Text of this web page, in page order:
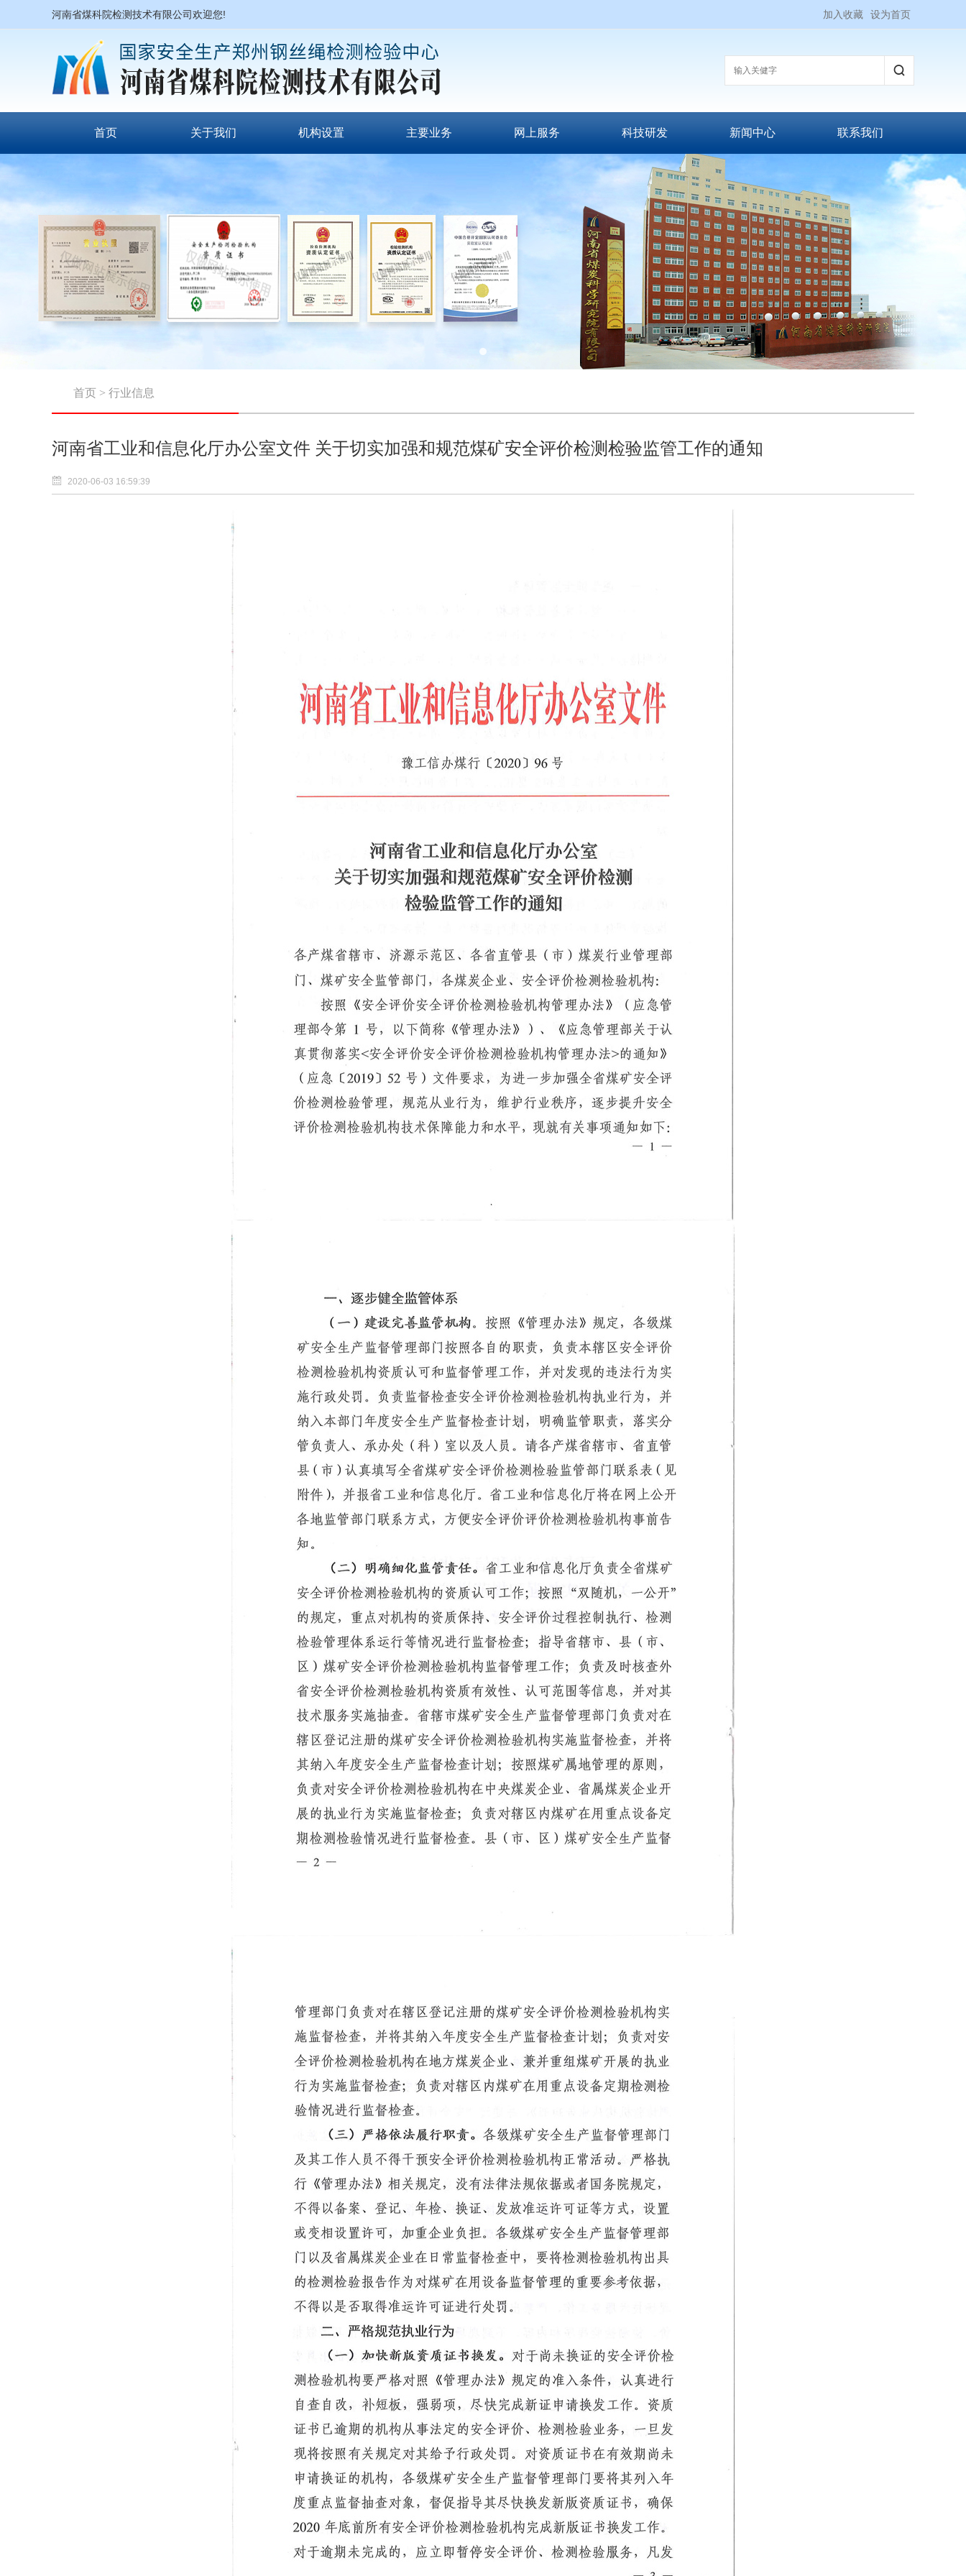
河南省煤科院检测技术有限公司欢迎您! 设为首页
加入收藏
首页 关于我们 机构设置 主要业务 网上服务 科技研发 新闻中心 联系我们
首页 > 行业信息
河南省工业和信息化厅办公室文件 关于切实加强和规范煤矿安全评价检测检验监管工作的通知
2020-06-03 16:59:39